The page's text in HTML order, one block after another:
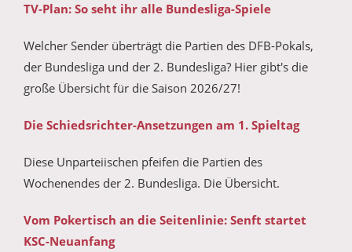
TV-Plan: So seht ihr alle Bundesliga-Spiele
Welcher Sender überträgt die Partien des DFB-Pokals,
der Bundesliga und der 2. Bundesliga? Hier gibt's die
große Übersicht für die Saison 2026/27!
Die Schiedsrichter-Ansetzungen am 1. Spieltag
Diese Unparteiischen pfeifen die Partien des
Wochenendes der 2. Bundesliga. Die Übersicht.
Vom Pokertisch an die Seitenlinie: Senft startet
KSC-Neuanfang